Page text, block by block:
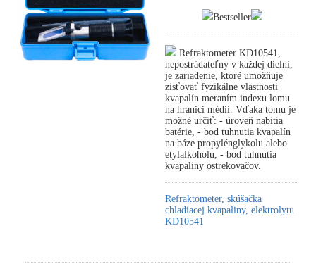
Bestseller
Refraktometer KD10541,
nepostrádateľný v každej dielni,
je zariadenie, ktoré umožňuje
zisťovať fyzikálne vlastnosti
kvapalín meraním indexu lomu
na hranici médií. Vďaka tomu je
možné určiť: - úroveň nabitia
batérie, - bod tuhnutia kvapalín
na báze propylénglykolu alebo
etylalkoholu, - bod tuhnutia
kvapaliny ostrekovačov.
Refraktometer, skúšačka
chladiacej kvapaliny, elektrolytu
KD10541